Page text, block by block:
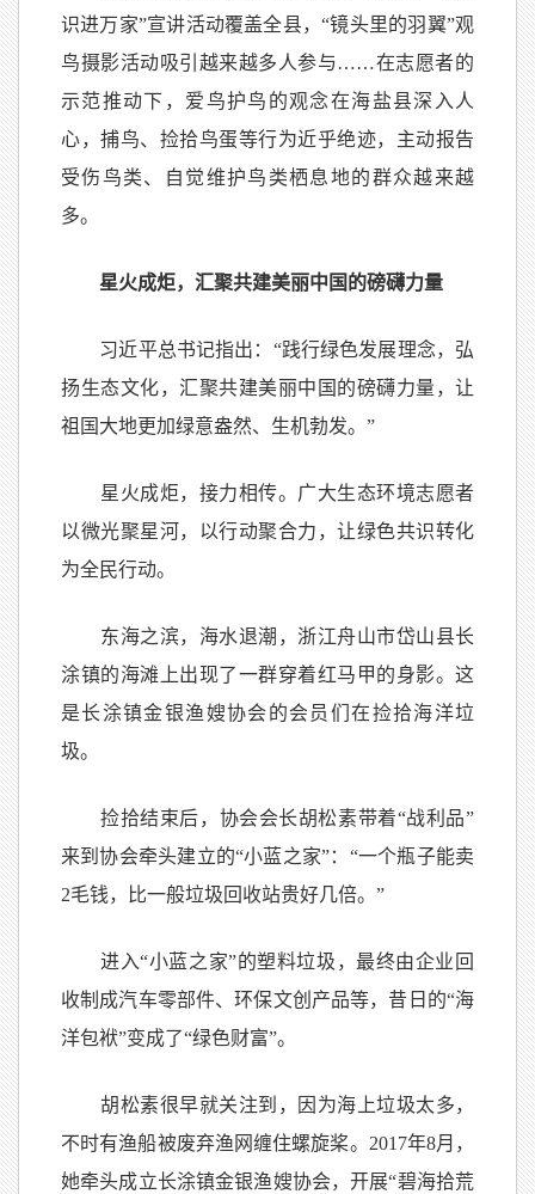
识进万家”宣讲活动覆盖全县，“镜头里的羽翼”观
鸟摄影活动吸引越来越多人参与……在志愿者的
示范推动下，爱鸟护鸟的观念在海盐县深入人
心，捕鸟、捡拾鸟蛋等行为近乎绝迹，主动报告
受伤鸟类、自觉维护鸟类栖息地的群众越来越
多。
星火成炬，汇聚共建美丽中国的磅礴力量
习近平总书记指出：“践行绿色发展理念，弘
扬生态文化，汇聚共建美丽中国的磅礴力量，让
祖国大地更加绿意盎然、生机勃发。”
星火成炬，接力相传。广大生态环境志愿者
以微光聚星河，以行动聚合力，让绿色共识转化
为全民行动。
东海之滨，海水退潮，浙江舟山市岱山县长
涂镇的海滩上出现了一群穿着红马甲的身影。这
是长涂镇金银渔嫂协会的会员们在捡拾海洋垃
圾。
捡拾结束后，协会会长胡松素带着“战利品”
来到协会牵头建立的“小蓝之家”：“一个瓶子能卖
2毛钱，比一般垃圾回收站贵好几倍。”
进入“小蓝之家”的塑料垃圾，最终由企业回
收制成汽车零部件、环保文创产品等，昔日的“海
洋包袱”变成了“绿色财富”。
胡松素很早就关注到，因为海上垃圾太多，
不时有渔船被废弃渔网缠住螺旋桨。2017年8月，
她牵头成立长涂镇金银渔嫂协会，开展“碧海拾荒